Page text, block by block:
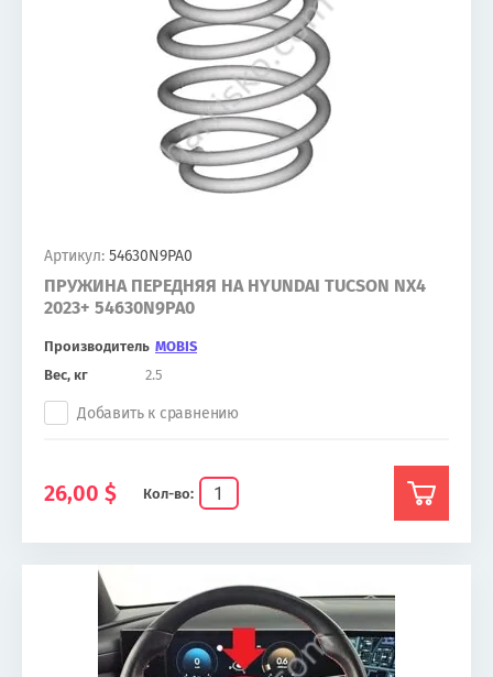
Артикул: 54630N9PA0
ПРУЖИНА ПЕРЕДНЯЯ НА HYUNDAI TUCSON NX4
2023+ 54630N9PA0
Производитель MOBIS
Вес, кг
2.5
Кол-во:
Добавить к сравнению
26,00 $